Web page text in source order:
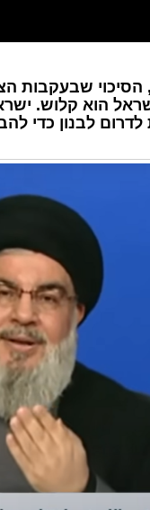
הסיכוי
הוא קלוש.
לבנון כדי